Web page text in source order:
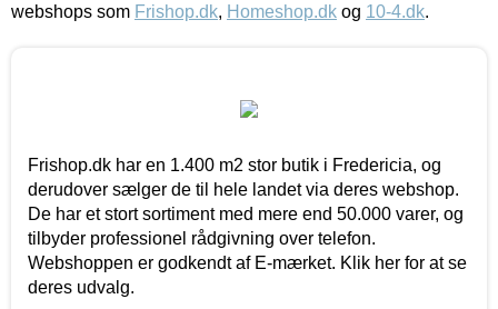
webshops som Frishop.dk, Homeshop.dk og 10-4.dk.
Frishop.dk har en 1.400 m2 stor butik i Fredericia, og
derudover sælger de til hele landet via deres webshop.
De har et stort sortiment med mere end 50.000 varer, og
tilbyder professionel rådgivning over telefon.
Webshoppen er godkendt af E-mærket. Klik her for at se
deres udvalg.